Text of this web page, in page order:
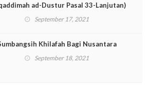
ad-Dustur Pasal 33-Lanjutan)
September 17, 2021
Khilafah Bagi Nusantara
September 18, 2021